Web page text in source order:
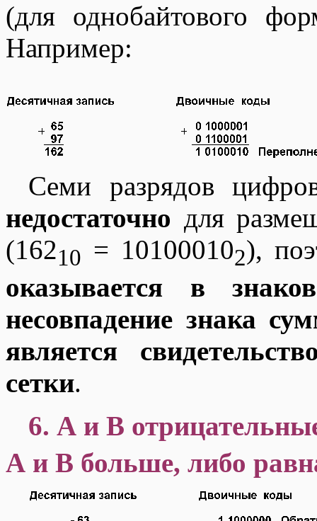
(для однобайтового
Например:
Семи разрядов
недостаточно для
(16210 = 101000102),
оказывается в
несовпадение знака
является
сетки.
6. А и В
А и В больше, либо